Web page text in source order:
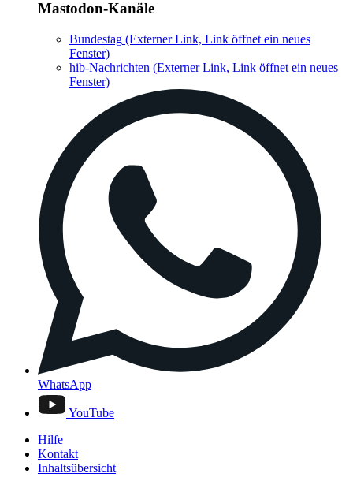
Mastodon-Kanäle
Bundestag (Externer Link, Link öffnet ein neues
Fenster)
hib-Nachrichten (Externer Link, Link öffnet ein neues
Fenster)
WhatsApp
YouTube
Hilfe
Kontakt
Inhaltsübersicht